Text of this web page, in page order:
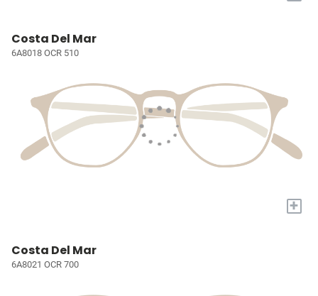
Costa Del Mar
6A8018 OCR 510
+
Costa Del Mar
6A8021 OCR 700